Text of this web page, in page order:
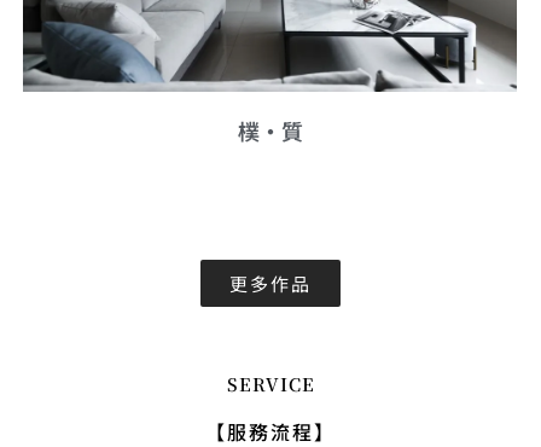
樸·質
更多作品
SERVICE
【服務流程】